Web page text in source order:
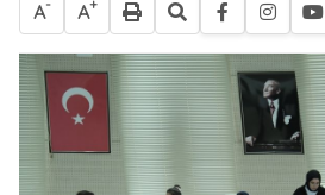
A- A+